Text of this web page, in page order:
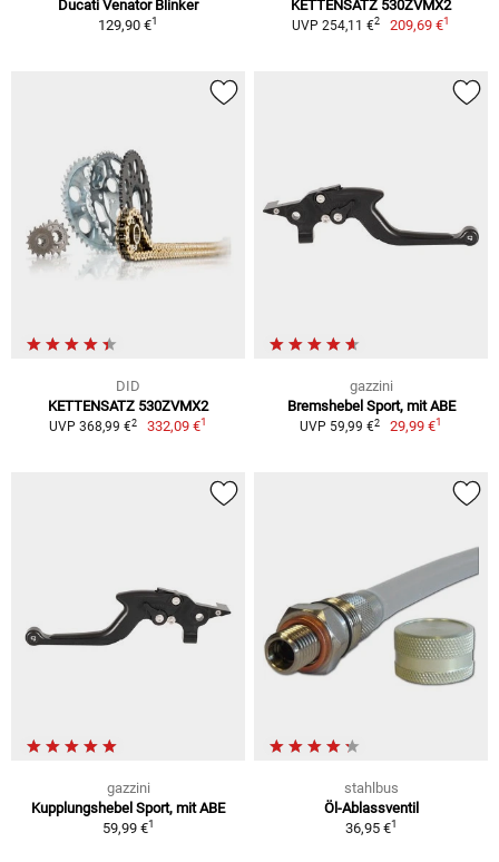
Ducati Venator Blinker
129,90 €1
KETTENSATZ 530ZVMX2
UVP 254,11 €2 209,69 €1
DID
KETTENSATZ 530ZVMX2
UVP 368,99 €2 332,09 €1
gazzini
Bremshebel Sport, mit ABE
UVP 59,99 €2 29,99 €1
gazzini
Kupplungshebel Sport, mit ABE
59,99 €1
stahlbus
Öl-Ablassventil
36,95 €1